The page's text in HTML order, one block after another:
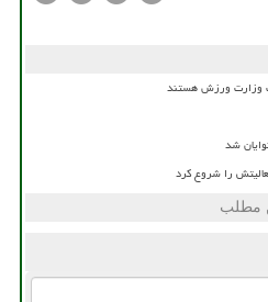
وزارت ورزش هستند
شد
را شروع کرد
مطلب